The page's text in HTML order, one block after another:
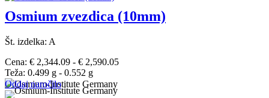
Osmium zvezdica (10mm)
Št. izdelka: A
Cena: € 2,344.09 - € 2,590.05
Teža: 0.499 g - 0.552 g
Oddaj naročilo